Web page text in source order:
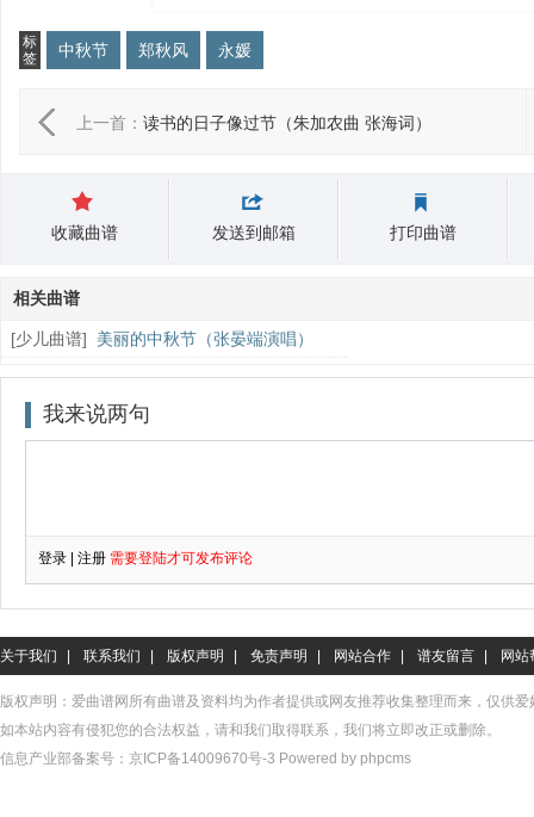
标
签
中秋节 郑秋风 永媛
上一首： 读书的日子像过节（朱加农曲 张海词）
收藏曲谱 发送到邮箱 打印曲谱
相关曲谱
[少儿曲谱] 美丽的中秋节（张晏端演唱）
关于我们 联系我们 版权声明 免责声明 网站合作 谱友留言 网站
版权声明：爱曲谱网所有曲谱及资料均为作者提供或网友推荐收集整理而来，仅供
如本站内容有侵犯您的合法权益，请和我们取得联系，我们将立即改正或删除。
信息产业部备案号： 京ICP备14009670号-3 Powered by phpcms